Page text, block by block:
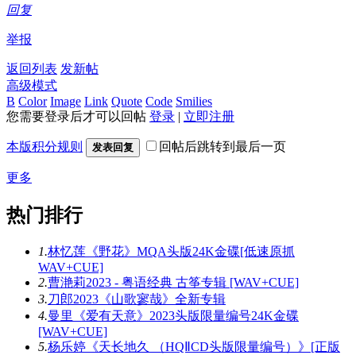
回复
举报
返回列表 发新帖
高级模式
B Color Image Link Quote Code Smilies
您需要登录后才可以回帖 登录 | 立即注册
本版积分规则 发表回复 回帖后跳转到最后一页
更多
热门排行
1.林忆莲《野花》MQA头版24K金碟[低速原抓
WAV+CUE]
2.曹滟莉2023 - 粤语经典 古筝专辑 [WAV+CUE]
3.刀郎2023《山歌寥哉》全新专辑
4.曼里《爱有天意》2023头版限量编号24K金碟
[WAV+CUE]
5.杨乐婷《天长地久 （HQⅡCD头版限量编号）》[正版